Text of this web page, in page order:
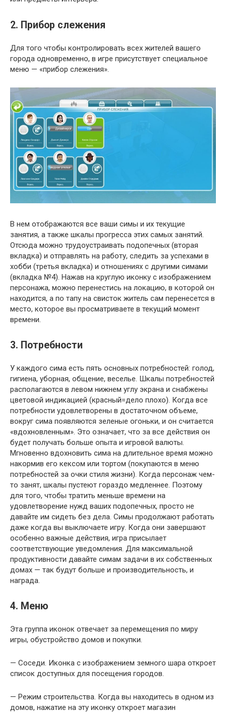
2. Прибор слежения
Для того чтобы контролировать всех жителей вашего
города одновременно, в игре присутствует специальное
меню — «прибор слежения».
В нем отображаются все ваши симы и их текущие
занятия, а также шкалы прогресса этих самых занятий.
Отсюда можно трудоустраивать подопечных (вторая
вкладка) и отправлять на работу, следить за успехами в
хобби (третья вкладка) и отношениях с другими симами
(вкладка №4). Нажав на круглую иконку с изображением
персонажа, можно перенестись на локацию, в которой он
находится, а по тапу на свисток житель сам перенесется в
место, которое вы просматриваете в текущий момент
времени.
3. Потребности
У каждого сима есть пять основных потребностей: голод,
гигиена, уборная, общение, веселье. Шкалы потребностей
располагаются в левом нижнем углу экрана и снабжены
цветовой индикацией (красный=дело плохо). Когда все
потребности удовлетворены в достаточном объеме,
вокруг сима появляются зеленые огоньки, и он считается
«вдохновленным». Это означает, что за все действия он
будет получать больше опыта и игровой валюты.
Мгновенно вдохновить сима на длительное время можно
накормив его кексом или тортом (покупаются в меню
потребностей за очки стиля жизни). Когда персонаж чем-
то занят, шкалы пустеют гораздо медленнее. Поэтому
для того, чтобы тратить меньше времени на
удовлетворение нужд ваших подопечных, просто не
давайте им сидеть без дела. Симы продолжают работать
даже когда вы выключаете игру. Когда они завершают
особенно важные действия, игра присылает
соответствующие уведомления. Для максимальной
продуктивности давайте симам задачи в их собственных
домах — так будут больше и производительность, и
награда.
4. Меню
Эта группа иконок отвечает за перемещения по миру
игры, обустройство домов и покупки.
— Соседи. Иконка с изображением земного шара откроет
список доступных для посещения городов.
— Режим строительства. Когда вы находитесь в одном из
домов, нажатие на эту иконку откроет магазин